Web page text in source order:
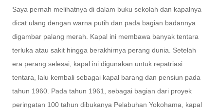
Saya pernah melihatnya di dalam buku sekolah dan kapalnya
dicat ulang dengan warna putih dan pada bagian badannya
digambar palang merah. Kapal ini membawa banyak tentara
terluka atau sakit hingga berakhirnya perang dunia. Setelah
era perang selesai, kapal ini digunakan untuk repatriasi
tentara, lalu kembali sebagai kapal barang dan pensiun pada
tahun 1960. Pada tahun 1961, sebagai bagian dari proyek
peringatan 100 tahun dibukanya Pelabuhan Yokohama, kapal